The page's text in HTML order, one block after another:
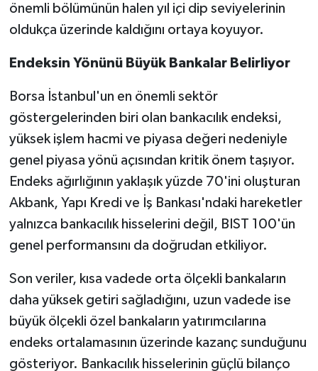
önemli bölümünün halen yıl içi dip seviyelerinin
oldukça üzerinde kaldığını ortaya koyuyor.
Endeksin Yönünü Büyük Bankalar Belirliyor
Borsa İstanbul'un en önemli sektör
göstergelerinden biri olan bankacılık endeksi,
yüksek işlem hacmi ve piyasa değeri nedeniyle
genel piyasa yönü açısından kritik önem taşıyor.
Endeks ağırlığının yaklaşık yüzde 70'ini oluşturan
Akbank, Yapı Kredi ve İş Bankası'ndaki hareketler
yalnızca bankacılık hisselerini değil, BIST 100'ün
genel performansını da doğrudan etkiliyor.
Son veriler, kısa vadede orta ölçekli bankaların
daha yüksek getiri sağladığını, uzun vadede ise
büyük ölçekli özel bankaların yatırımcılarına
endeks ortalamasının üzerinde kazanç sunduğunu
gösteriyor. Bankacılık hisselerinin güçlü bilanço